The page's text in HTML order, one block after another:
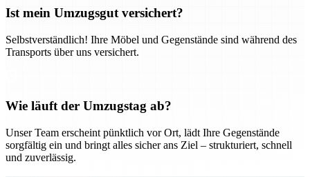
Ist mein Umzugsgut versichert?
Selbstverständlich! Ihre Möbel und Gegenstände sind während des
Transports über uns versichert.
Wie läuft der Umzugstag ab?
Unser Team erscheint pünktlich vor Ort, lädt Ihre Gegenstände
sorgfältig ein und bringt alles sicher ans Ziel – strukturiert, schnell
und zuverlässig.